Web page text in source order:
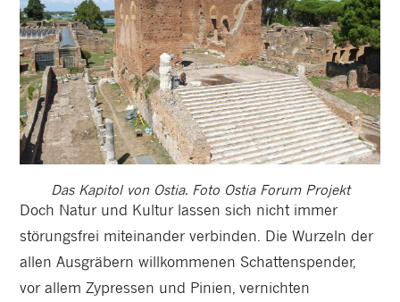
Das Kapitol von Ostia. Foto Ostia Forum Projekt
Doch Natur und Kultur lassen sich nicht immer
störungsfrei miteinander verbinden. Die Wurzeln der
allen Ausgräbern willkommenen Schattenspender,
vor allem Zypressen und Pinien, vernichten